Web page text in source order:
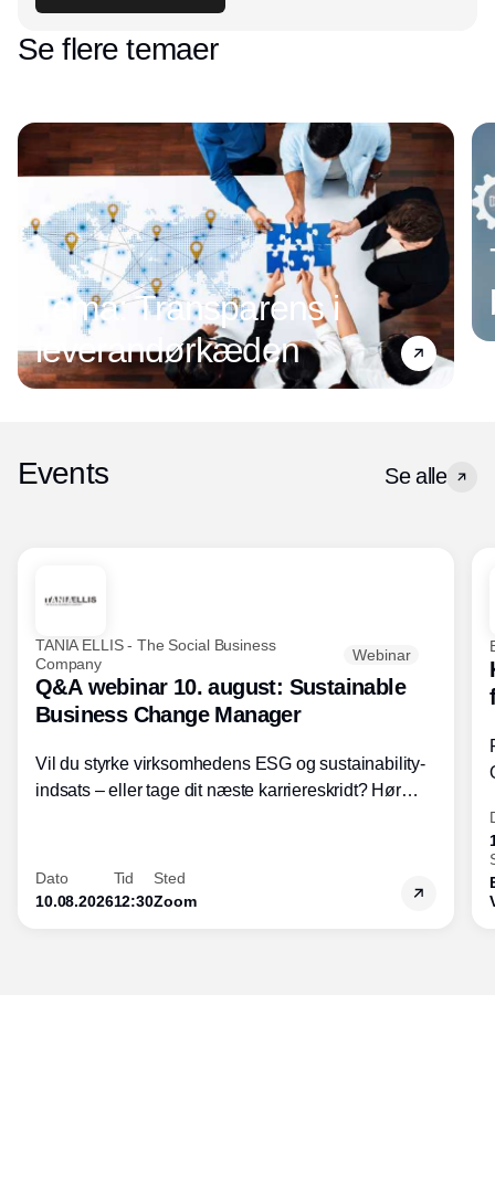
Se flere temaer
Tema: Transparens i
leverandørkæden
Events Se alle
TANIA ELLIS - The Social Business
Company
Webinar
Q&A webinar 10. august: Sustainable
Business Change Manager
Vil du styrke virksomhedens ESG og sustainability-
indsats – eller tage dit næste karriereskridt? Hør
inden for bæredygtig forretningsudvikling - så du
skaber værdi for både samfund og bundlinje.
Dato
10.08.2026
Tid
12:30
Sted
Zoom